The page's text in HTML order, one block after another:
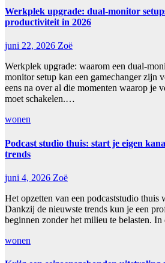
Werkplek upgrade: dual-monitor
productiviteit in 2026
juni 22, 2026 Zoë
Werkplek upgrade: waarom een dual-
monitor setup kan een gamechanger zijn
eens na over al die momenten waarop je
moet schakelen.…
wonen
Podcast studio thuis: start je eigen
trends
juni 4, 2026 Zoë
Het opzetten van een podcaststudio thuis
Dankzij de nieuwste trends kun je een
beginnen zonder het milieu te belasten.
wonen